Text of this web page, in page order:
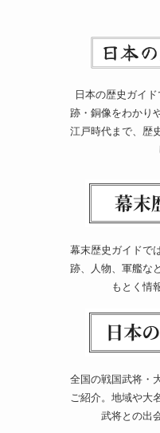
日本の歴史ガイ
跡・銅像をわかり
江戸時代まで、歴
幕末歴史ガイドで
跡、人物、軍艦な
もとく情
全国の戦国武将・
ご紹介。地域や大
武将との出